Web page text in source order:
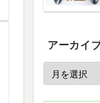
アーカイ